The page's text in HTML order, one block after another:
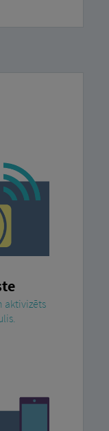
aktivizēts